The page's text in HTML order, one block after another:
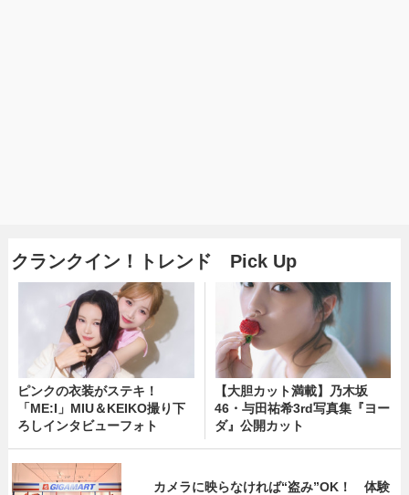
クランクイン！トレンド Pick Up
ピンクの衣装がステキ！
「ME:I」MIU＆KEIKO撮り下
ろしインタビューフォト
【大胆カット満載】乃木坂
46・与田祐希3rd写真集『ヨー
ダ』公開カット
カメラに映らなければ“盗み”OK！ 体験